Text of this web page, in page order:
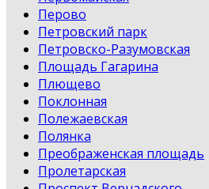
Перово
Петровский парк
Петровско-Разумовская
Площадь Гагарина
Плющево
Поклонная
Полежаевская
Полянка
Преображенская площадь
Пролетарская